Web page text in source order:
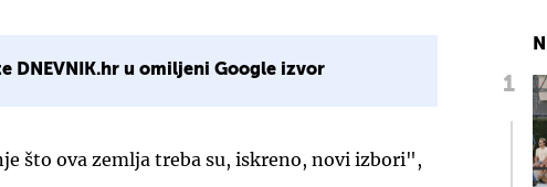
DNEVNIK.hr u omiljeni Google izvor
što ova zemlja treba su, iskreno, novi izbori",